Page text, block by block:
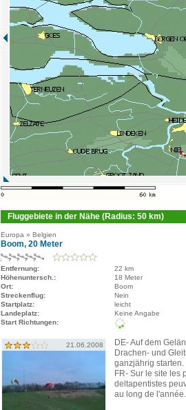
Fluggebiete in der Nähe (Radius: 50 km)
Europa » Belgien
Boom, 20 Meter
Entfernung:
22 km
Höhenuntersch.:
18 Meter
Ort:
Boom
Streckenflug:
Nein
Startplatz:
leicht
Landeplatz:
Keine Angabe
Start Richtungen:
21.06.2008
DE- Auf dem
Drachen- und
ganzjährig starten.
FR- Sur le site les
deltapentistes
au long de l'année.